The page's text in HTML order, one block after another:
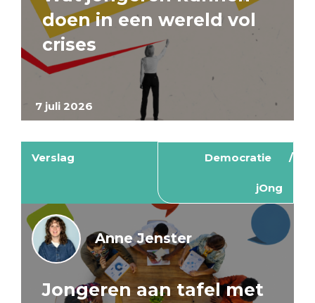
7 juli 2026
doen in een wereld vol
crises
Verslag Democratie
jOng
Anne Jenster
Jongeren aan tafel met